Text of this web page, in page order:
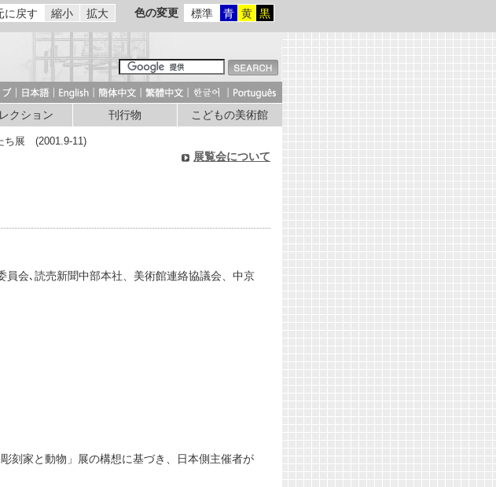
に戻す 縮小 拡大 色の変更 標準 青 黄 黒
クション 刊行物 こどもの美術館
ち展 (2001.9-11)
展覧会について
員会､読売新聞中部本社、美術館連絡協議会、中京
刻家と動物」展の構想に基づき、日本側主催者が